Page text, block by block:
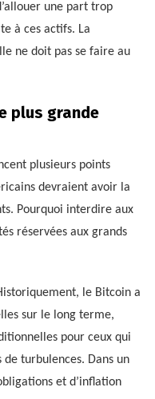
une part trop
à ces actifs. La
ne doit pas se faire au
plus grande
plusieurs points
devraient avoir la
Pourquoi interdire aux
réservées aux grands
le Bitcoin a
sur le long terme,
pour ceux qui
turbulences. Dans un
et d’inflation